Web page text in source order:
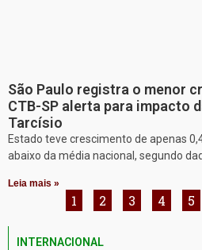
São Paulo registra o menor
CTB-SP alerta para impacto
Tarcísio
Estado teve crescimento de apenas
abaixo da média nacional, segundo
Leia mais »
1 2 3 4 5
INTERNACIONAL